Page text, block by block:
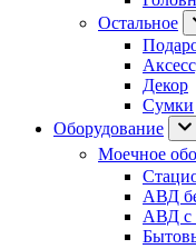
Остальное
Декор
Сумки
Оборудование
Моечное
АВД
АВД с